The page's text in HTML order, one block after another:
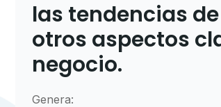
las tendencias
otros aspectos
negocio.
Genera: